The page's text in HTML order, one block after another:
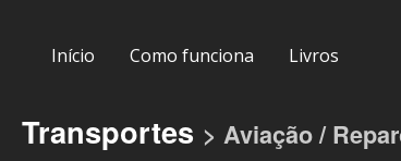
Início Como funciona Livros
Transportes > Aviação /